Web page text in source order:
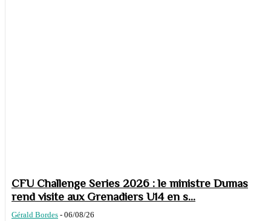
CFU Challenge Series 2026 : le ministre Dumas
rend visite aux Grenadiers U14 en s...
Gérald Bordes - 06/08/26